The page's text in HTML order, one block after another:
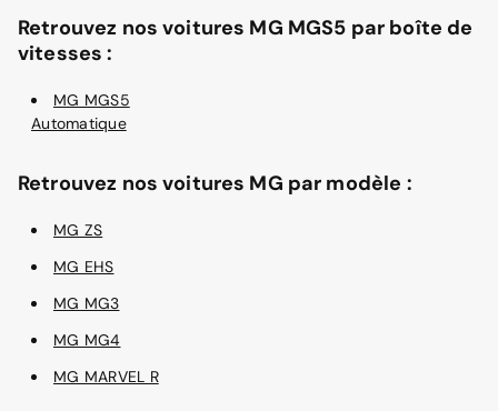
Retrouvez nos voitures MG MGS5 par boîte de
vitesses :
MG MGS5
Automatique
Retrouvez nos voitures MG par modèle :
MG ZS
MG EHS
MG MG3
MG MG4
MG MARVEL R